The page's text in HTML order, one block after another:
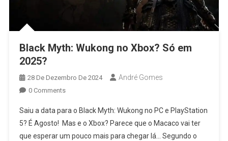
Black Myth: Wukong no Xbox? Só em
2025?
28 De Dezembro De 2024 André Gomes
0 Comments
Saiu a data para o Black Myth: Wukong no PC e PlayStation
5? É Agosto! ️ Mas e o Xbox? Parece que o Macaco vai ter
que esperar um pouco mais para chegar lá… Segundo o